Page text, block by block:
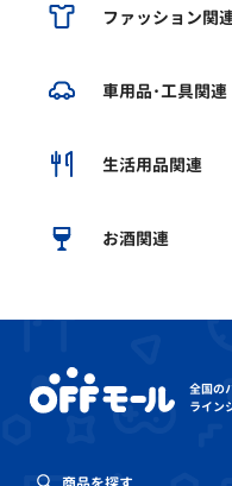
ファッション関
車用品･工具関連
生活用品関連
お酒関連
全国の
ライン